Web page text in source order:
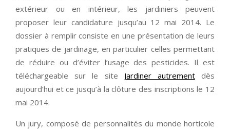
extérieur ou en intérieur, les jardiniers peuvent
proposer leur candidature jusqu’au 12 mai 2014. Le
dossier à remplir consiste en une présentation de leurs
pratiques de jardinage, en particulier celles permettant
de réduire ou d’éviter l’usage des pesticides. Il est
téléchargeable sur le site Jardiner autrementdès
aujourd’hui et ce jusqu’à la clôture des inscriptions le 12
mai 2014.
Un jury, composé de personnalités du monde horticole